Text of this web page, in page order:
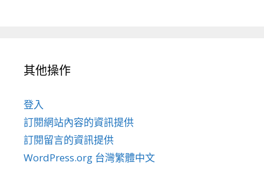
其他操作
登入
訂閱網站內容的資訊提供
訂閱留言的資訊提供
WordPress.org 台灣繁體中文